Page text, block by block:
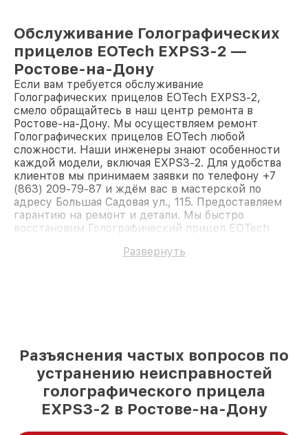
Обслуживание Голографических
прицелов EOTech EXPS3-2 —
Ростове-на-Дону
Если вам требуется обслуживание
Голографических прицелов EOTech EXPS3-2,
смело обращайтесь в наш центр ремонта в
Ростове-на-Дону. Мы осуществляем ремонт
Голографических прицелов EOTech любой
сложности. Наши инженеры знают особенности
каждой модели, включая EXPS3-2. Для удобства
клиентов мы принимаем заявки по телефону +7
(863) 209-79-87 и ждём вас в мастерской по
адресу Большая Садовая ул., 115. Предоставляем
гарантию на ремонт и детали. Мы быстро
восстановим Голографический прицел EOTech
Развернуть
Разъяснения частых вопросов по
устранению неисправностей
голографического прицела
EXPS3-2 в Ростове-на-Дону